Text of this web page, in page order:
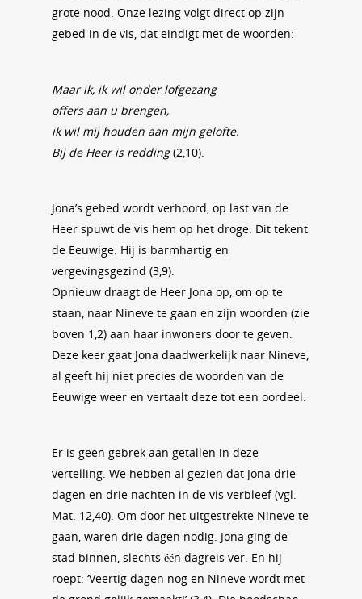
grote nood. Onze lezing volgt direct op zijn
gebed in de vis, dat eindigt met de woorden:
Maar ik, ik wil onder lofgezang
offers aan u brengen,
ik wil mij houden aan mijn gelofte.
Bij de Heer is redding(2,10).
Jona’s gebed wordt verhoord, op last van de
Heer spuwt de vis hem op het droge. Dit tekent
de Eeuwige: Hij is barmhartig en
vergevingsgezind (3,9).
Opnieuw draagt de Heer Jona op, om op te
staan, naar Nineve te gaan en zijn woorden (zie
boven 1,2) aan haar inwoners door te geven.
Deze keer gaat Jona daadwerkelijk naar Nineve,
al geeft hij niet precies de woorden van de
Eeuwige weer en vertaalt deze tot een oordeel.
Er is geen gebrek aan getallen in deze
vertelling. We hebben al gezien dat Jona drie
dagen en drie nachten in de vis verbleef (vgl.
Mat. 12,40). Om door het uitgestrekte Nineve te
gaan, waren drie dagen nodig. Jona ging de
stad binnen, slechts één dagreis ver. En hij
roept: ‘Veertig dagen nog en Nineve wordt met